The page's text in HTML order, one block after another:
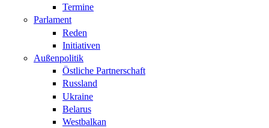
Termine
Parlament
Reden
Initiativen
Außenpolitik
Östliche Partnerschaft
Russland
Ukraine
Belarus
Westbalkan